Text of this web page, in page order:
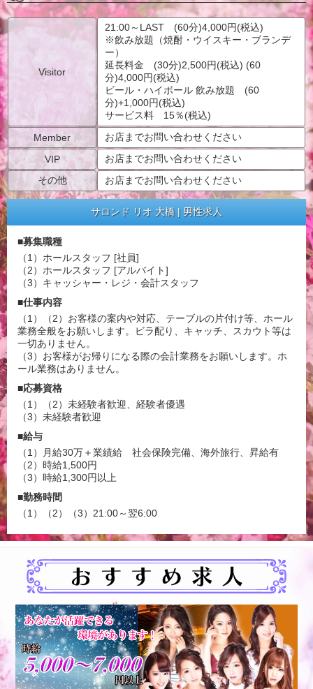
Visitor
21:00～LAST (60分)4,000円(税込)
※飲み放題（焼酎・ウイスキー・ブランデ
ー）
延長料金 (30分)2,500円(税込) (60
分)4,000円(税込)
ビール・ハイボール 飲み放題 (60
分)+1,000円(税込)
サービス料 15％(税込)
Member
お店までお問い合わせください
VIP
お店までお問い合わせください
その他
お店までお問い合わせください
サロンド リオ 大橋 | 男性求人
■募集職種
（1）ホールスタッフ [社員]
（2）ホールスタッフ [アルバイト]
（3）キャッシャー・レジ・会計スタッフ
■仕事内容
（1）（2）お客様の案内や対応、テーブルの片付け等、ホール
業務全般をお願いします。ビラ配り、キャッチ、スカウト等は
一切ありません。
（3）お客様がお帰りになる際の会計業務をお願いします。ホ
ール業務はありません。
■応募資格
（1）（2）未経験者歓迎、経験者優遇
（3）未経験者歓迎
■給与
（1）月給30万＋業績給 社会保険完備、海外旅行、昇給有
（2）時給1,500円
（3）時給1,300円以上
■勤務時間
（1）（2）（3）21:00～翌6:00